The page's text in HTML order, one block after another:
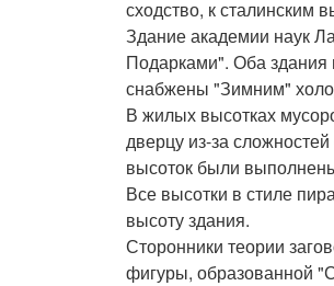
сходство, к сталинским
Здание академии наук
Подарками". Оба здания
снабжены "Зимним"
В жилых высотках
дверцу из-за
высоток были
Все высотки в стиле
высоту здания.
Сторонники теории
фигуры, образованной